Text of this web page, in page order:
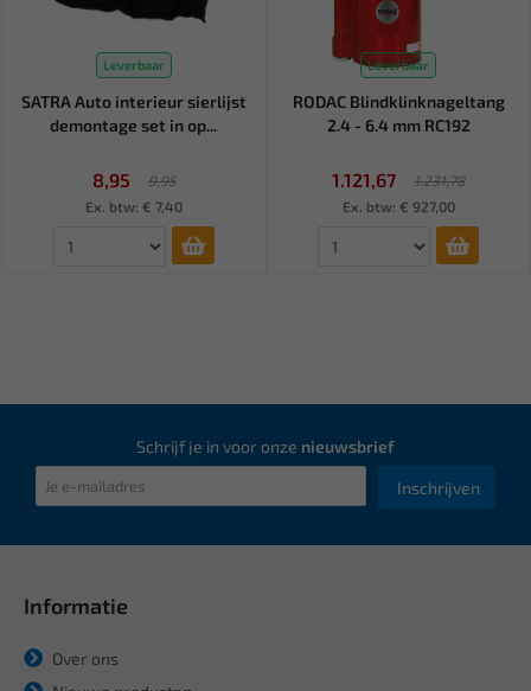
Leverbaar
SATRA Auto interieur sierlijst
demontage set in op...
8,95
9,95
Ex. btw: € 7,40
Leverbaar
RODAC Blindklinknageltang
2.4 - 6.4 mm RC192
1.121,67
1.231,78
Ex. btw: € 927,00
Schrijf je in voor onze nieuwsbrief
Inschrijven
Informatie
Over ons